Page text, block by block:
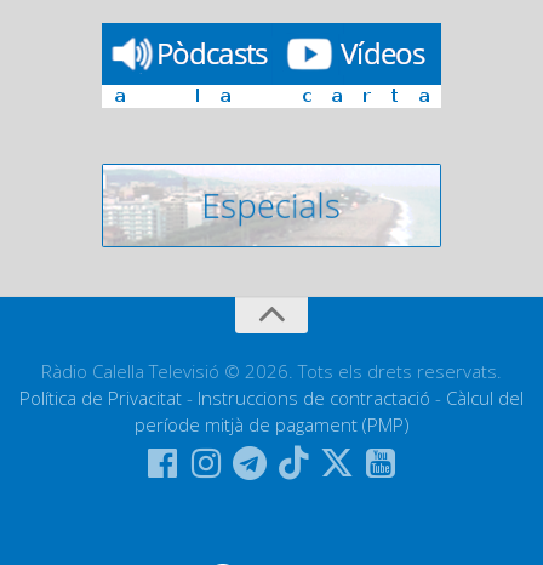
Ràdio Calella Televisió © 2026. Tots els drets reservats.
Política de Privacitat - Instruccions de contractació - Càlcul del
període mitjà de pagament (PMP)